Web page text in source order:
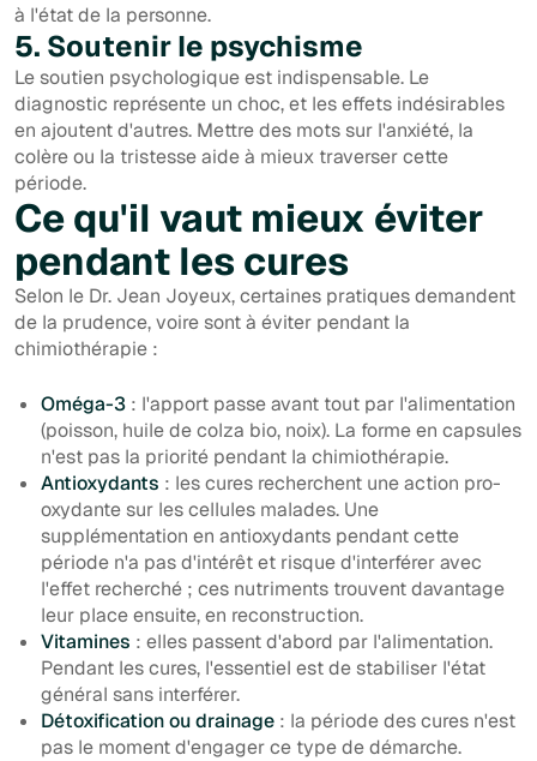
à l'état de la personne.
5. Soutenir le psychisme
Le soutien psychologique est indispensable. Le
diagnostic représente un choc, et les effets indésirables
en ajoutent d'autres. Mettre des mots sur l'anxiété, la
colère ou la tristesse aide à mieux traverser cette
période.
Ce qu'il vaut mieux éviter
pendant les cures
Selon le Dr. Jean Joyeux, certaines pratiques demandent
de la prudence, voire sont à éviter pendant la
chimiothérapie :
Oméga-3 : l'apport passe avant tout par l'alimentation
(poisson, huile de colza bio, noix). La forme en capsules
n'est pas la priorité pendant la chimiothérapie.
Antioxydants : les cures recherchent une action pro-
oxydante sur les cellules malades. Une
supplémentation en antioxydants pendant cette
période n'a pas d'intérêt et risque d'interférer avec
l'effet recherché ; ces nutriments trouvent davantage
leur place ensuite, en reconstruction.
Vitamines : elles passent d'abord par l'alimentation.
Pendant les cures, l'essentiel est de stabiliser l'état
général sans interférer.
Détoxification ou drainage : la période des cures n'est
pas le moment d'engager ce type de démarche.